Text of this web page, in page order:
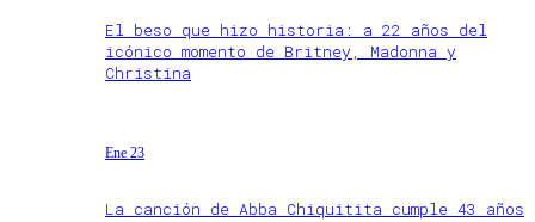
El beso que hizo historia: a 22 años del
icónico momento de Britney, Madonna y
Christina
Ene 23
La canción de Abba Chiquitita cumple 43 años